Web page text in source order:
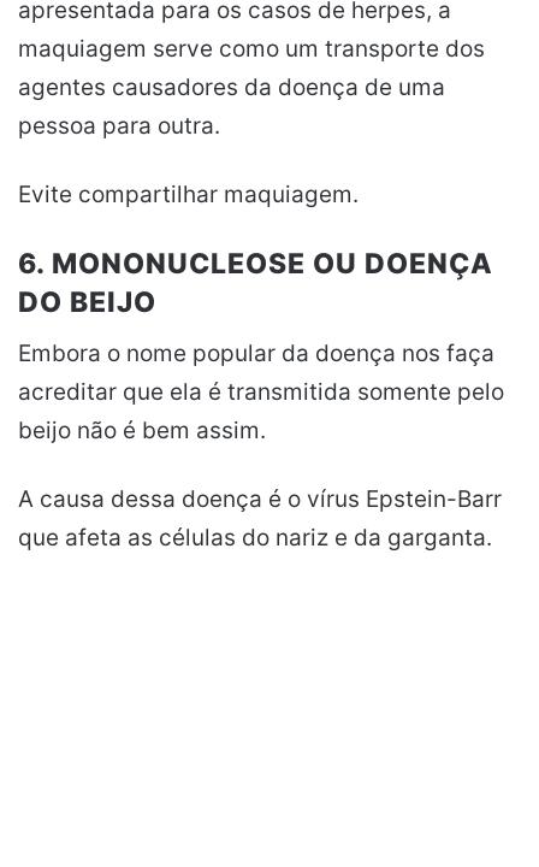
apresentada para os casos de herpes, a
maquiagem serve como um transporte dos
agentes causadores da doença de uma
pessoa para outra.
Evite compartilhar maquiagem.
6. MONONUCLEOSE OU DOENÇA
DO BEIJO
Embora o nome popular da doença nos faça
acreditar que ela é transmitida somente pelo
beijo não é bem assim.
A causa dessa doença é o vírus Epstein-Barr
que afeta as células do nariz e da garganta.